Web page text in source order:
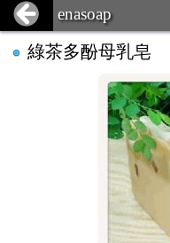
enasoap
綠茶多酚母乳皂